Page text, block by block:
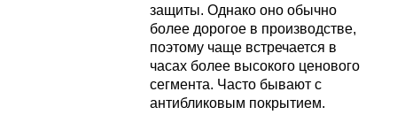
защиты. Однако оно обычно
более дорогое в производстве,
поэтому чаще встречается в
часах более высокого ценового
сегмента. Часто бывают с
антибликовым покрытием.